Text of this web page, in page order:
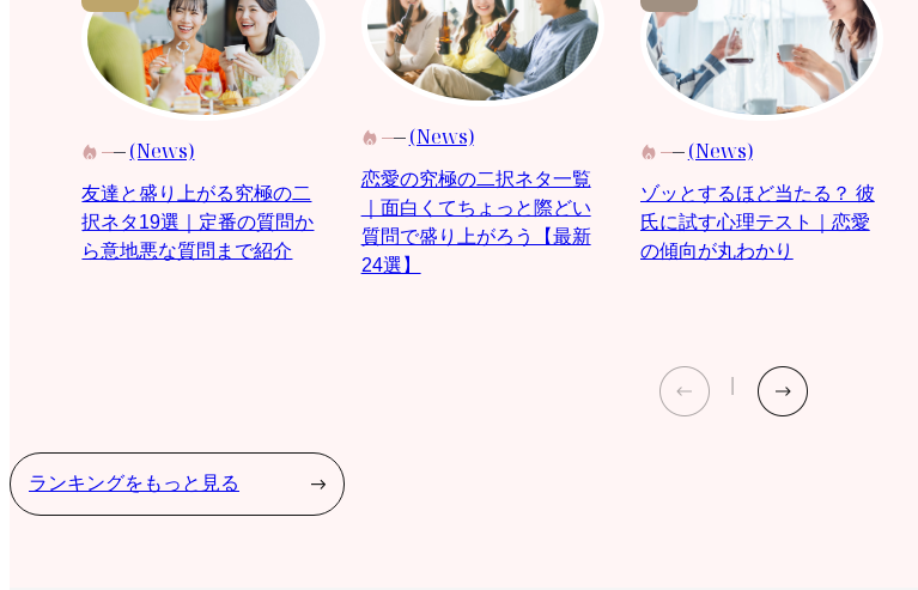
(News)
友達と盛り上がる究極の二
択ネタ19選｜定番の質問か
ら意地悪な質問まで紹介
(News)
恋愛の究極の二択ネタ一覧
｜面白くてちょっと際どい
質問で盛り上がろう【最新
24選】
(News)
ゾッとするほど当たる？ 彼
氏に試す心理テスト｜恋愛
の傾向が丸わかり
ランキングをもっと見る